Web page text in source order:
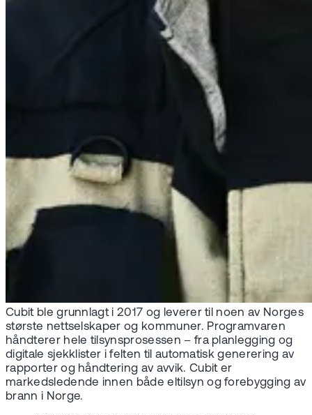
Cubit ble grunnlagt i 2017 og leverer til noen av Norges
største nettselskaper og kommuner. Programvaren
håndterer hele tilsynsprosessen – fra planlegging og
digitale sjekklister i felten til automatisk generering av
rapporter og håndtering av avvik. Cubit er
markedsledende innen både eltilsyn og forebygging av
brann i Norge.